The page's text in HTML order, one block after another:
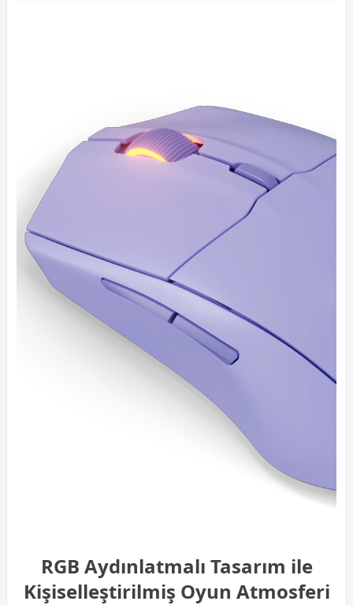
RGB Aydınlatmalı Tasarım ile
Kişiselleştirilmiş Oyun Atmosferi